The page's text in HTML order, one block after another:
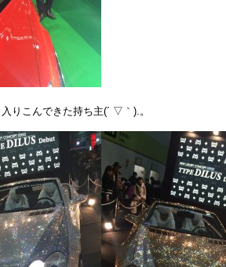
りこんできた持ち主(´ ▽｀).。